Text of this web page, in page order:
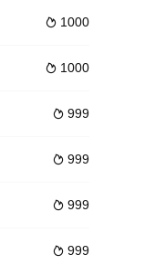
生她们接受舞蹈和表演辅导
 1000
 1000
 999
 999
 999
 999